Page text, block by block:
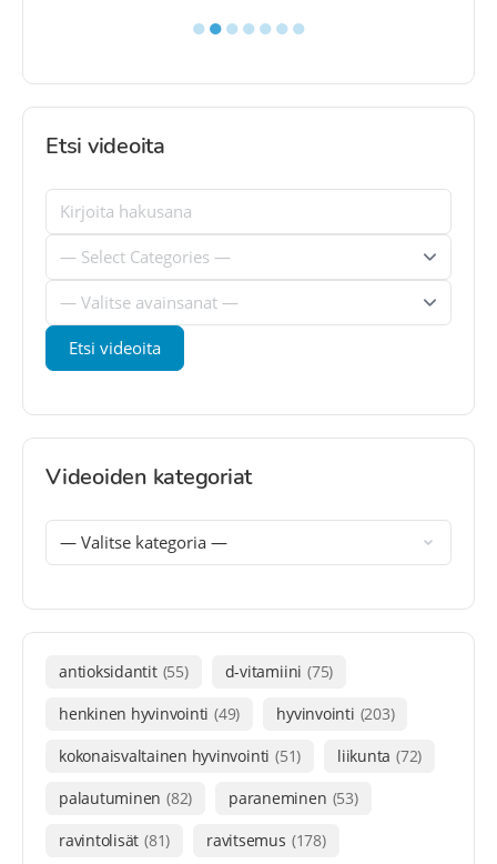
●●●●●●●
Etsi videoita
Videoiden kategoriat
antioksidantit (55) d-vitamiini (75)
henkinen hyvinvointi (49) hyvinvointi (203)
kokonaisvaltainen hyvinvointi (51) liikunta (72)
palautuminen (82) paraneminen (53)
ravintolisät (81) ravitsemus (178)